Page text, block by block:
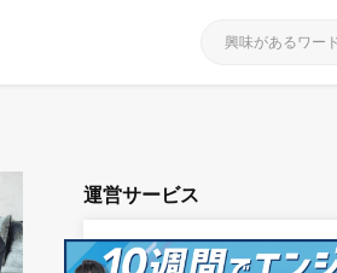
運営サービス